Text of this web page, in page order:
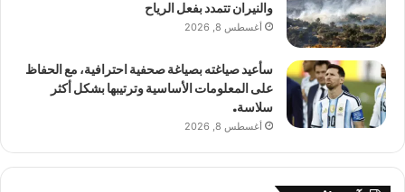
والنيران تتمدد بفعل الرياح
أغسطس 8, 2026
سأعيد صياغته بصياغة صحفية احترافية، مع الحفاظ
على المعلومات الأساسية وترتيبها بشكل أكثر
سلاسة.
أغسطس 8, 2026